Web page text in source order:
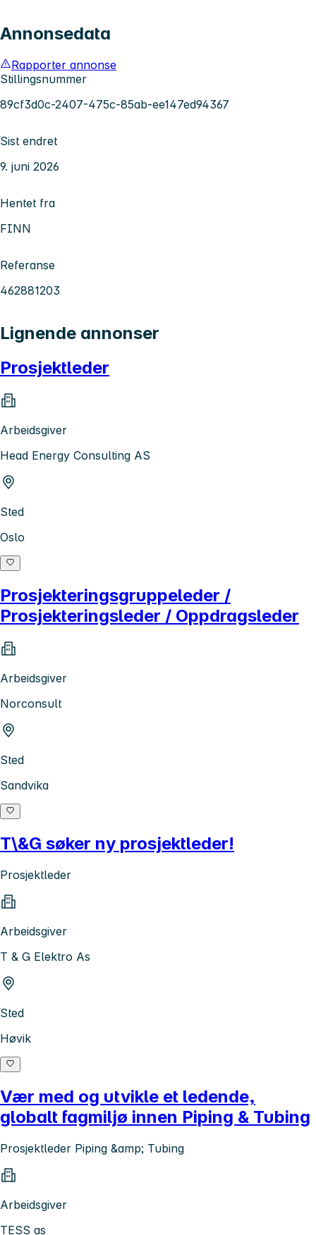
Annonsedata
Rapporter annonse
Stillingsnummer
89cf3d0c-2407-475c-85ab-ee147ed94367
Sist endret
9. juni 2026
Hentet fra
FINN
Referanse
462881203
Lignende annonser
Prosjektleder
Arbeidsgiver
Head Energy Consulting AS
Sted
Oslo
Prosjekteringsgruppeleder /
Prosjekteringsleder / Oppdragsleder
Arbeidsgiver
Norconsult
Sted
Sandvika
T\&G søker ny prosjektleder!
Prosjektleder
Arbeidsgiver
T & G Elektro As
Sted
Høvik
Vær med og utvikle et ledende,
globalt fagmiljø innen Piping & Tubing
Prosjektleder Piping &amp; Tubing
Arbeidsgiver
TESS as